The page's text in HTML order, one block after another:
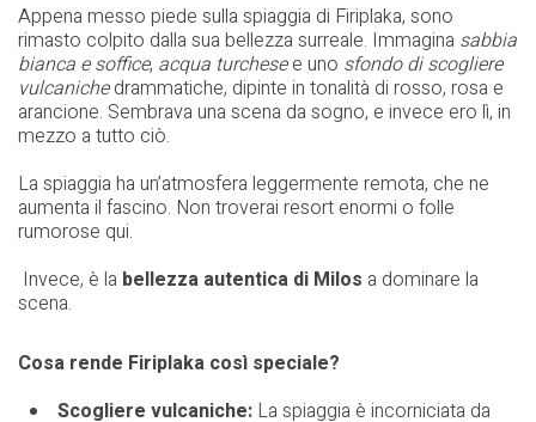
Appena messo piede sulla spiaggia di Firiplaka, sono
rimasto colpito dalla sua bellezza surreale. Immagina sabbia
bianca e soffice, acqua turchesee uno sfondo di scogliere
vulcanichedrammatiche, dipinte in tonalità di rosso, rosa e
arancione. Sembrava una scena da sogno, e invece ero lì, in
mezzo a tutto ciò.
La spiaggia ha un’atmosfera leggermente remota, che ne
aumenta il fascino. Non troverai resort enormi o folle
rumorose qui.
Invece, è la bellezza autentica di Milos a dominare la
scena.
Cosa rende Firiplaka così speciale?
Scogliere vulcaniche: La spiaggia è incorniciata da